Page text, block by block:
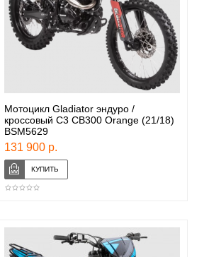
Мотоцикл Gladiator эндуро /
кроссовый С3 CB300 Orange (21/18)
BSM5629
131 900 р.